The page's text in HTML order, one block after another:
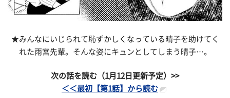
★みんなにいじられて恥ずかしくなっている晴子を助けてく
れた雨宮先輩。そんな姿にキュンとしてしまう晴子…。
次の話を読む（1月12日更新予定）>>
＜＜最初【第1話】から読む